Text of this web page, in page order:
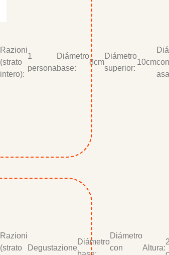
Razioni
(strato
intero):
1
persona
Diámetro
base:
8cm
Diámetro
superior:
10cmcon
Razioni
(strato
Degustazione
Diámetro
Diámetro
con
Altura: